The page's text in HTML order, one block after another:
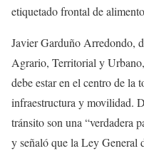
etiquetado frontal de
Javier Garduño Arredondo,
Agrario, Territorial y
debe estar en el centro de la
infraestructura y movilidad.
tránsito son una “verdadera
y señaló que la Ley